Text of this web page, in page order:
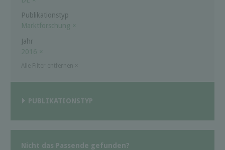
Publikationstyp
Marktforschung ×
Jahr
2016 ×
PUBLIKATIONSTYP
Nicht das Passende gefunden?